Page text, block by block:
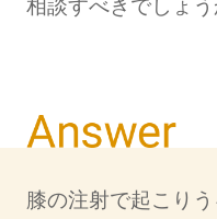
相談すべきでしょう
膝の注射で起こり